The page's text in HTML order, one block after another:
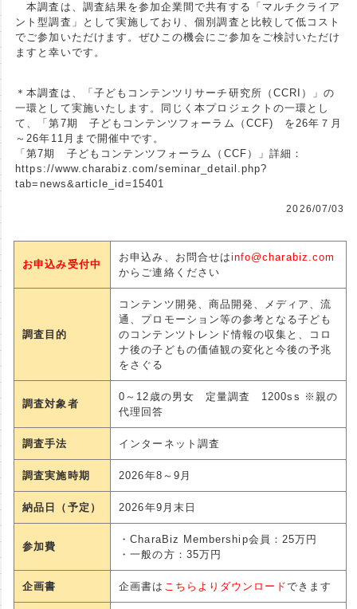
本調査は、調査結果を参加企業間で共有する「マルチクライア
ント型調査」として実施しており、個別調査と比較して低コスト
でご参加いただけます。ぜひこの機会にご参加をご検討いただけ
ますと幸いです。
＊本調査は、「子どもコンテンツリサーチ研究所（CCRI）」の
一環として実施いたします。同じく本プロジェクトの一環とし
て、「第7期 子どもコンテンツフォーラム（CCF) を26年７月
～26年11月まで開催中です。
「第7期 子どもコンテンツフォーラム（CCF）」詳細：
https://www.charabiz.com/seminar_detail.php?
tab=news&article_id=15401
2026/07/03
お申込み受付中
お申込み、お問合せはinfo@charabiz.com
からご連絡ください
調査目的
コンテンツ開発、商品開発、メディア、流
通、プロモーション等の参考となる子ども
のコンテンツトレンド情報の収集と、コロ
ナ後の子どもの価値観の変化と今後の予兆
をさぐる
調査対象者
0～12歳の男女 定量調査 1200ss ※親の
代理回答
調査手法 インターネット調査
調査実施時期 2026年8～9月
納品日（予定） 2026年9月末日
参加費
・CharaBiz Membership会員：25万円
・一般の方：35万円
企画書 企画書は こちらよりダウンロードできます